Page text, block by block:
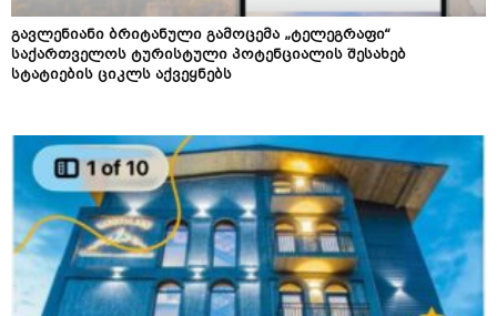
გავლენიანი ბრიტანული გამოცემა „ტელეგრაფი“
საქართველოს ტურისტული პოტენციალის შესახებ
სტატიების ციკლს აქვეყნებს